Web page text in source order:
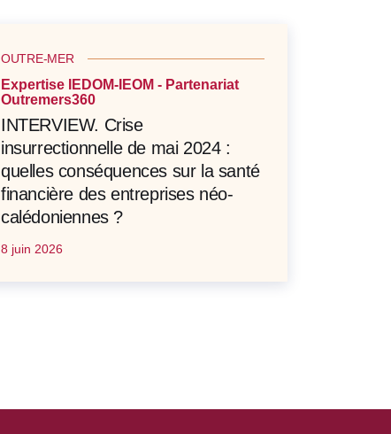
OUTRE-MER
Expertise IEDOM-IEOM - Partenariat
Outremers360
INTERVIEW. Crise
insurrectionnelle de mai 2024 :
quelles conséquences sur la santé
financière des entreprises néo-
calédoniennes ?
8 juin 2026